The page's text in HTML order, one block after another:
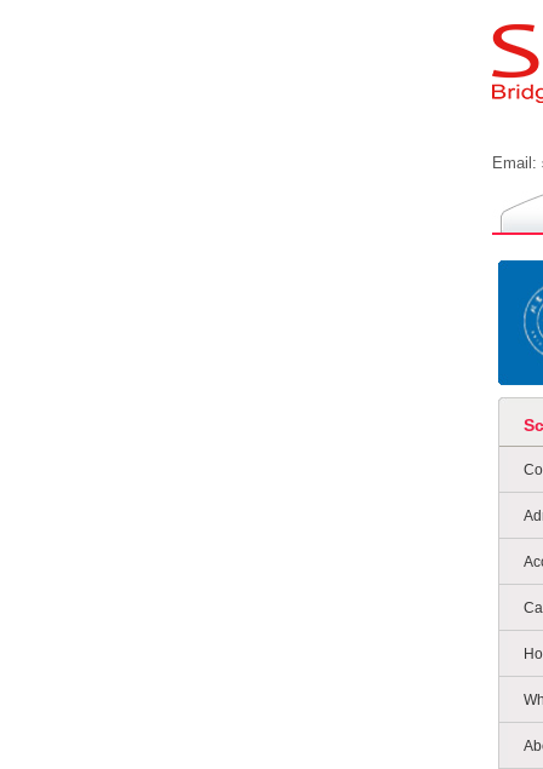
Email: